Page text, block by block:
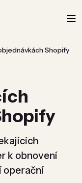
Shopify
k obnovení
operační